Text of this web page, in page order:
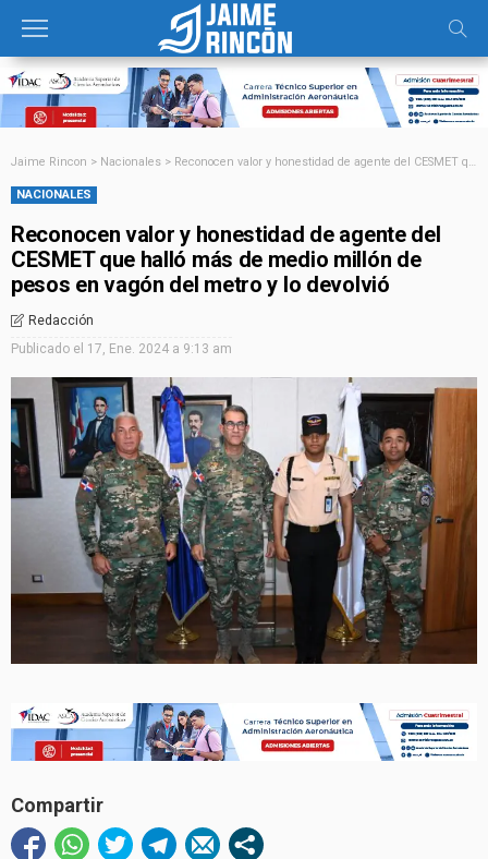
Jaime Rincon > Nacionales > Reconocen valor y honestidad de agente del CESMET que halló más de medio millón de pesos en vagón del metro y lo devolvió
NACIONALES
Reconocen valor y honestidad de agente del
CESMET que halló más de medio millón de
pesos en vagón del metro y lo devolvió
Redacción
Publicado el 17, Ene. 2024 a 9:13 am
Compartir